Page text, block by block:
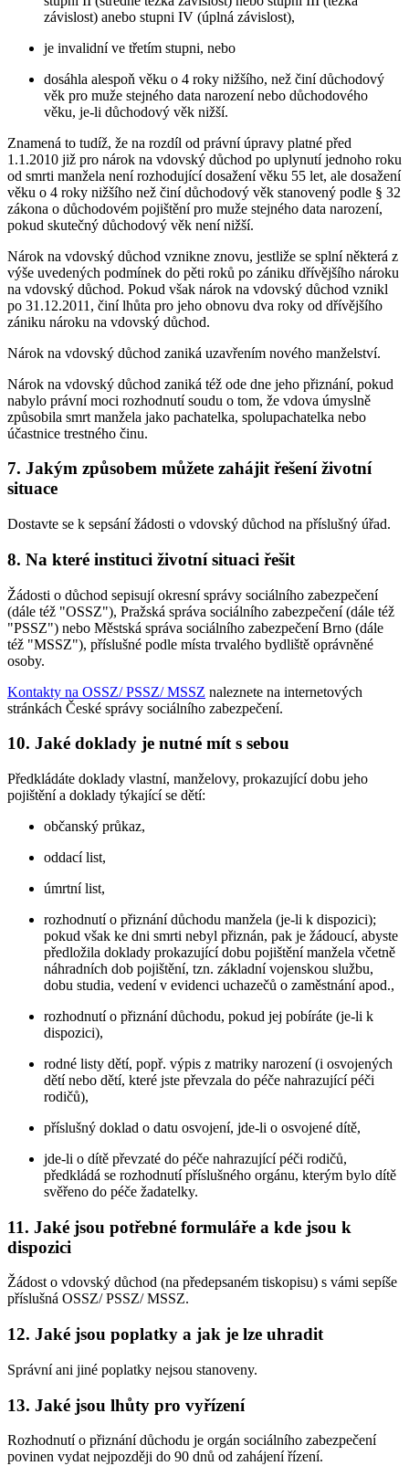
závislost) anebo stupni IV (úplná závislost),
je invalidní ve třetím stupni, nebo
dosáhla alespoň věku o 4 roky nižšího, než činí důchodový
věk pro muže stejného data narození nebo důchodového
věku, je-li důchodový věk nižší.
Znamená to tudíž, že na rozdíl od právní úpravy platné před
1.1.2010 již pro nárok na vdovský důchod po uplynutí jednoho roku
od smrti manžela není rozhodující dosažení věku 55 let, ale dosažení
věku o 4 roky nižšího než činí důchodový věk stanovený podle § 32
zákona o důchodovém pojištění pro muže stejného data narození,
pokud skutečný důchodový věk není nižší.
Nárok na vdovský důchod vznikne znovu, jestliže se splní některá z
výše uvedených podmínek do pěti roků po zániku dřívějšího nároku
na vdovský důchod. Pokud však nárok na vdovský důchod vznikl
po 31.12.2011, činí lhůta pro jeho obnovu dva roky od dřívějšího
zániku nároku na vdovský důchod.
Nárok na vdovský důchod zaniká uzavřením nového manželství.
Nárok na vdovský důchod zaniká též ode dne jeho přiznání, pokud
nabylo právní moci rozhodnutí soudu o tom, že vdova úmyslně
způsobila smrt manžela jako pachatelka, spolupachatelka nebo
účastnice trestného činu.
7. Jakým způsobem můžete zahájit řešení životní
situace
Dostavte se k sepsání žádosti o vdovský důchod na příslušný úřad.
8. Na které instituci životní situaci řešit
Žádosti o důchod sepisují okresní správy sociálního zabezpečení
(dále též "OSSZ"), Pražská správa sociálního zabezpečení (dále též
"PSSZ") nebo Městská správa sociálního zabezpečení Brno (dále
též "MSSZ"), příslušné podle místa trvalého bydliště oprávněné
osoby.
Kontakty na OSSZ/ PSSZ/ MSSZ naleznete na internetových
stránkách České správy sociálního zabezpečení.
10. Jaké doklady je nutné mít s sebou
Předkládáte doklady vlastní, manželovy, prokazující dobu jeho
pojištění a doklady týkající se dětí:
občanský průkaz,
oddací list,
úmrtní list,
rozhodnutí o přiznání důchodu manžela (je-li k dispozici);
pokud však ke dni smrti nebyl přiznán, pak je žádoucí, abyste
předložila doklady prokazující dobu pojištění manžela včetně
náhradních dob pojištění, tzn. základní vojenskou službu,
dobu studia, vedení v evidenci uchazečů o zaměstnání apod.,
rozhodnutí o přiznání důchodu, pokud jej pobíráte (je-li k
dispozici),
rodné listy dětí, popř. výpis z matriky narození (i osvojených
dětí nebo dětí, které jste převzala do péče nahrazující péči
rodičů),
příslušný doklad o datu osvojení, jde-li o osvojené dítě,
jde-li o dítě převzaté do péče nahrazující péči rodičů,
předkládá se rozhodnutí příslušného orgánu, kterým bylo dítě
svěřeno do péče žadatelky.
11. Jaké jsou potřebné formuláře a kde jsou k
dispozici
Žádost o vdovský důchod (na předepsaném tiskopisu) s vámi sepíše
příslušná OSSZ/ PSSZ/ MSSZ.
12. Jaké jsou poplatky a jak je lze uhradit
Správní ani jiné poplatky nejsou stanoveny.
13. Jaké jsou lhůty pro vyřízení
Rozhodnutí o přiznání důchodu je orgán sociálního zabezpečení
povinen vydat nejpozději do 90 dnů od zahájení řízení.